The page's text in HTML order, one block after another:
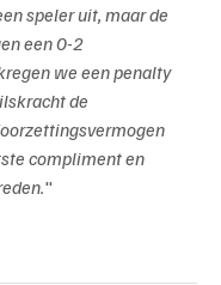
speler uit, maar de
een 0-2
we een penalty
de
compliment en
"